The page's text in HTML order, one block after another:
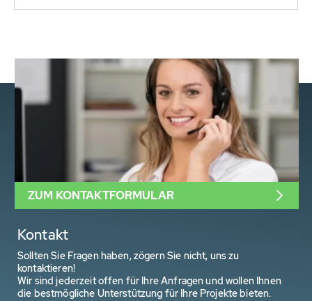
Kontakt
Sollten Sie Fragen haben, zögern Sie nicht, uns zu
kontaktieren!
Wir sind jederzeit offen für Ihre Anfragen und wollen Ihnen
die bestmögliche Unterstützung für Ihre Projekte bieten.
ZUM KONTAKTFORMULAR